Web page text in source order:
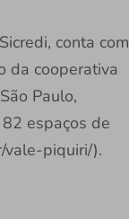
conta com
da cooperativa
Paulo,
espaços de
vale-piquiri/).